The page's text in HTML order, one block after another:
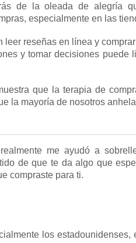
de la oleada de alegría
especialmente en las
leer reseñas en línea y
y tomar decisiones puede
que la terapia de
la mayoría de nosotros
me ayudó a
de que te da algo que
compraste para ti.
los